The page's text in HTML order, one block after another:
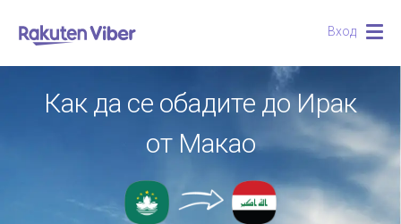
Вход
Как да се обадите до Ирак
от Макао